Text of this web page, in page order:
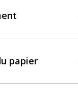
papier